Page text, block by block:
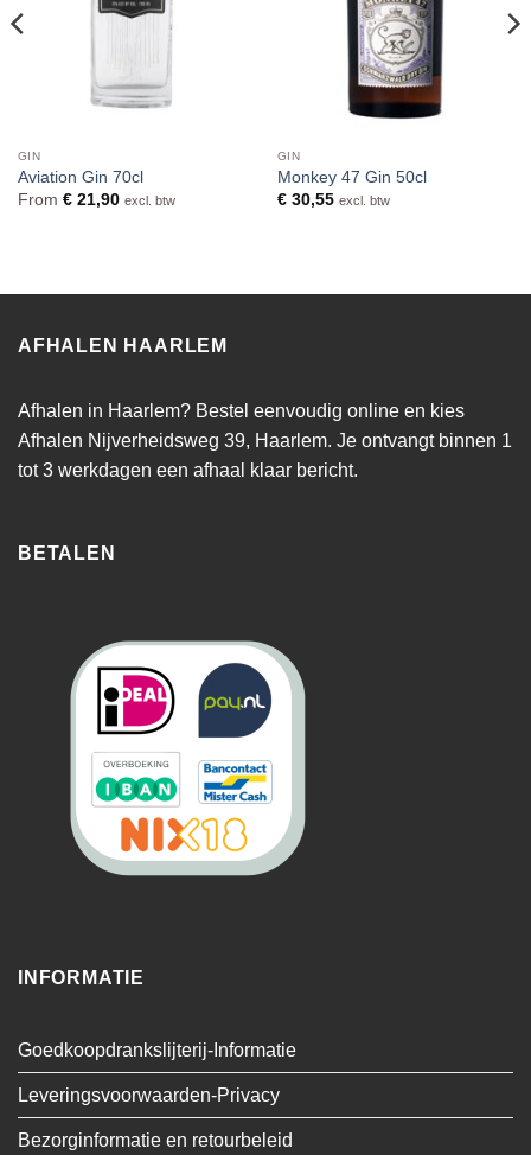
GIN
Aviation Gin 70cl
From €21,90 excl. btw
GIN
Monkey 47 Gin 50cl
€30,55 excl. btw
AFHALEN HAARLEM
Afhalen in Haarlem? Bestel eenvoudig online en kies
Afhalen Nijverheidsweg 39, Haarlem. Je ontvangt binnen 1
tot 3 werkdagen een afhaal klaar bericht.
BETALEN
INFORMATIE
Goedkoopdrankslijterij-Informatie
Leveringsvoorwaarden-Privacy
Bezorginformatie en retourbeleid